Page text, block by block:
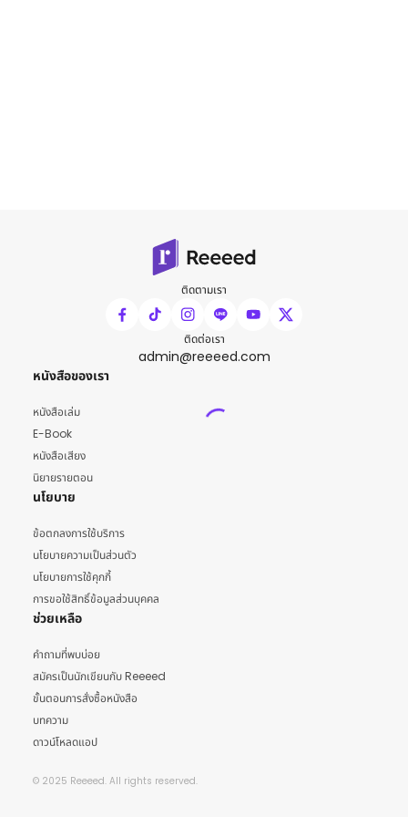
ติดตามเรา
ติดต่อเรา
admin@reeeed.com
หนังสือของเรา
หนังสือเล่ม
E-Book
หนังสือเสียง
นิยายรายตอน
นโยบาย
ข้อตกลงการใช้บริการ
นโยบายความเป็นส่วนตัว
นโยบายการใช้คุกกี้
การขอใช้สิทธิ์ข้อมูลส่วนบุคคล
ช่วยเหลือ
คำถามที่พบบ่อย
สมัครเป็นนักเขียนกับ Reeeed
ขั้นตอนการสั่งซื้อหนังสือ
บทความ
ดาวน์โหลดแอป
© 2025 Reeeed. All rights reserved.